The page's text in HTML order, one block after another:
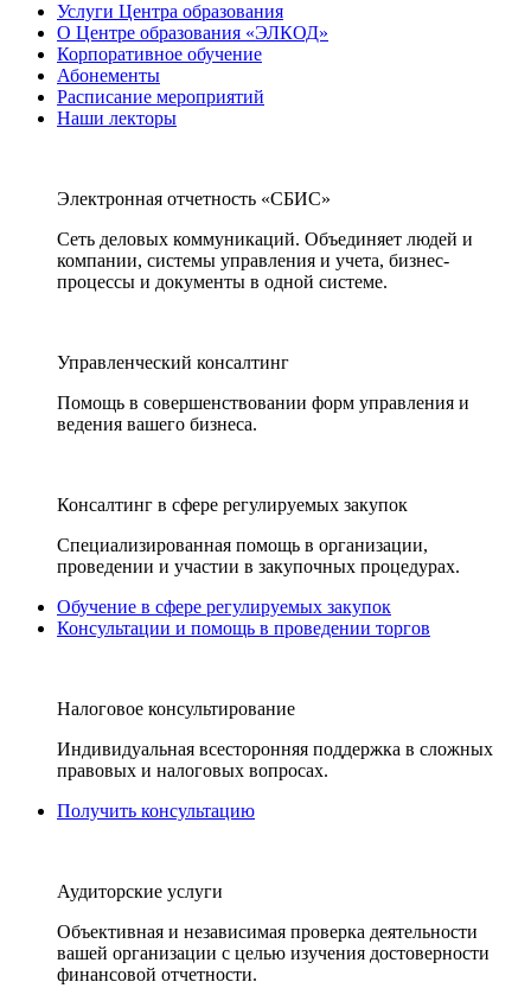
Услуги Центра образования
О Центре образования «ЭЛКОД»
Корпоративное обучение
Абонементы
Расписание мероприятий
Наши лекторы
Электронная отчетность «СБИС»
Сеть деловых коммуникаций. Объединяет людей и
компании, системы управления и учета, бизнес-
процессы и документы в одной системе.
Управленческий консалтинг
Помощь в совершенствовании форм управления и
ведения вашего бизнеса.
Консалтинг в сфере регулируемых закупок
Специализированная помощь в организации,
проведении и участии в закупочных процедурах.
Обучение в сфере регулируемых закупок
Консультации и помощь в проведении торгов
Налоговое консультирование
Индивидуальная всесторонняя поддержка в сложных
правовых и налоговых вопросах.
Получить консультацию
Аудиторские услуги
Объективная и независимая проверка деятельности
вашей организации с целью изучения достоверности
финансовой отчетности.